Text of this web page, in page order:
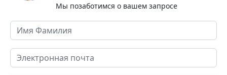
Мы позаботимся о вашем запросе